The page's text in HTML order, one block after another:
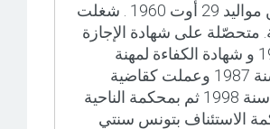
الــسيـــدة ليلى جفال - وزيرة العــــــــدل من مواليد 29 أوت 1960 . شغلت
متحصّلة على شهادة الإجازة
في الحقوق، اختصاص قانون خاص، سنة 1985 و شهادة الكفاءة لمهنة
المحاماة سنة 1986. التحقت بسلك القضاء سنة 1987 وعملت كقاضية
بمحكمة الناحية بقرمبالية من سنة 1994 إلى سنة 1998 ثم بمحكمة الناحية
بمحكمة الاستئناف بتونس سنتي